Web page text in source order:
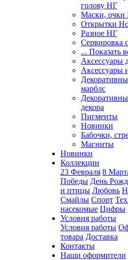
голову НГ
Маски, очки
Открытки
Разное НГ
Сервировка
... Показать
Аксессуары
Аксессуары
марблс
декора
Пигменты
Новинки
Бабочки,
Магниты
Новинки
Коллекции
23 Февраля 8
Победы День
и птицы Любовь
Смайлы Спорт
насекомые Цифры
Условия работы
Условия работы
товара Доставка
Контакты
Наши оформители